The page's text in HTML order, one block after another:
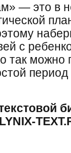
— это в
с
так
LYNIX-